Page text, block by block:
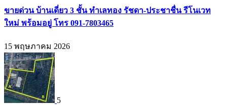
ขายด่วน บ้านเดี่ยว 3 ชั้น ทำเลทอง รัชดา-ประชาชื่น รีโนเวท
ใหม่ พร้อมอยู่ โทร 091-7803465
15 พฤษภาคม 2026
5